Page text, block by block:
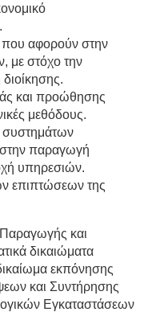
αφορούν στην
με στόχο την
και προώθησης
μεθόδους.
συστημάτων
στην παραγωγή
υπηρεσιών.
επιπτώσεων της
και
δικαιώματα
εκπόνησης
και Συντήρησης
Εγκαταστάσεων